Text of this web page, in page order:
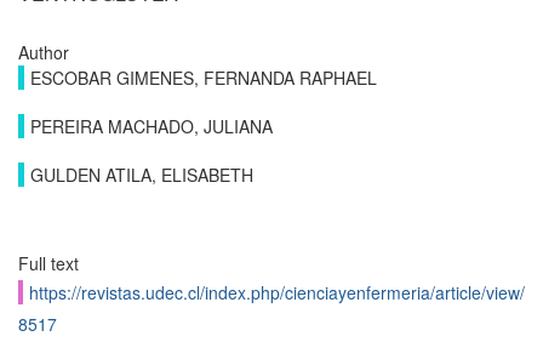
Author
ESCOBAR GIMENES, FERNANDA RAPHAEL
PEREIRA MACHADO, JULIANA
GULDEN ATILA, ELISABETH
Full text
https://revistas.udec.cl/index.php/cienciayenfermeria/article/view/
8517